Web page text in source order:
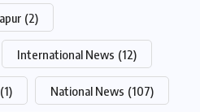
(2)
International News (12)
(1) National News (107)